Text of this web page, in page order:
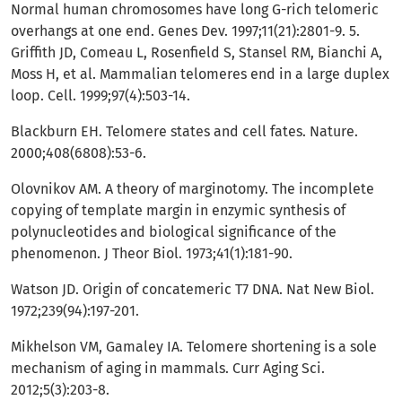
Normal human chromosomes have long G-rich telomeric
overhangs at one end. Genes Dev. 1997;11(21):2801-9. 5.
Griffith JD, Comeau L, Rosenfield S, Stansel RM, Bianchi A,
Moss H, et al. Mammalian telomeres end in a large duplex
loop. Cell. 1999;97(4):503-14.
Blackburn EH. Telomere states and cell fates. Nature.
2000;408(6808):53-6.
Olovnikov AM. A theory of marginotomy. The incomplete
copying of template margin in enzymic synthesis of
polynucleotides and biological significance of the
phenomenon. J Theor Biol. 1973;41(1):181-90.
Watson JD. Origin of concatemeric T7 DNA. Nat New Biol.
1972;239(94):197-201.
Mikhelson VM, Gamaley IA. Telomere shortening is a sole
mechanism of aging in mammals. Curr Aging Sci.
2012;5(3):203-8.